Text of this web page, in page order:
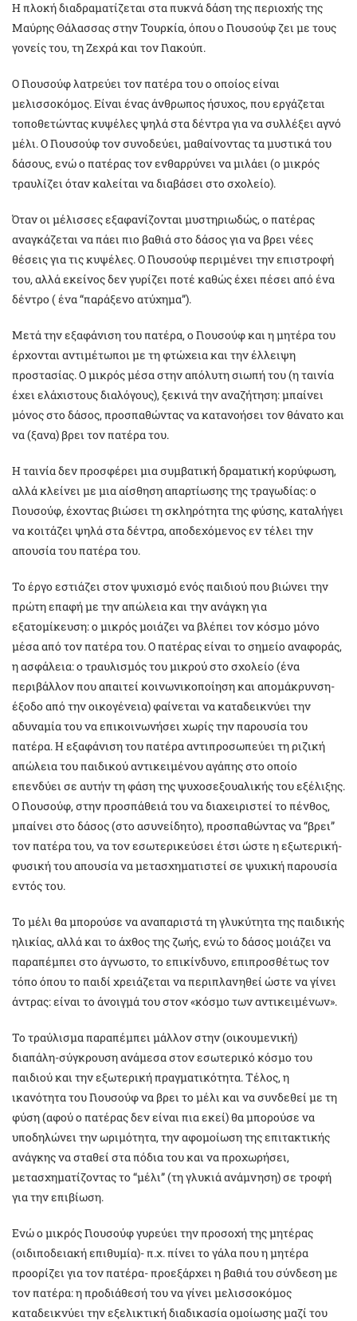
Η πλοκή διαδραματίζεται στα πυκνά δάση της περιοχής της
Μαύρης Θάλασσας στην Τουρκία, όπου ο Γιουσούφ ζει με τους
γονείς του, τη Ζεχρά και τον Γιακούπ.
Ο Γιουσούφ λατρεύει τον πατέρα του ο οποίος είναι
μελισσοκόμος. Είναι ένας άνθρωπος ήσυχος, που εργάζεται
τοποθετώντας κυψέλες ψηλά στα δέντρα για να συλλέξει αγνό
μέλι. Ο Γιουσούφ τον συνοδεύει, μαθαίνοντας τα μυστικά του
δάσους, ενώ ο πατέρας τον ενθαρρύνει να μιλάει (ο μικρός
τραυλίζει όταν καλείται να διαβάσει στο σχολείο).
Όταν οι μέλισσες εξαφανίζονται μυστηριωδώς, ο πατέρας
αναγκάζεται να πάει πιο βαθιά στο δάσος για να βρει νέες
θέσεις για τις κυψέλες. Ο Γιουσούφ περιμένει την επιστροφή
του, αλλά εκείνος δεν γυρίζει ποτέ καθώς έχει πέσει από ένα
δέντρο ( ένα “παράξενο ατύχημα”).
Μετά την εξαφάνιση του πατέρα, ο Γιουσούφ και η μητέρα του
έρχονται αντιμέτωποι με τη φτώχεια και την έλλειψη
προστασίας. Ο μικρός μέσα στην απόλυτη σιωπή του (η ταινία
έχει ελάχιστους διαλόγους), ξεκινά την αναζήτηση: μπαίνει
μόνος στο δάσος, προσπαθώντας να κατανοήσει τον θάνατο και
να (ξανα) βρει τον πατέρα του.
Η ταινία δεν προσφέρει μια συμβατική δραματική κορύφωση,
αλλά κλείνει με μια αίσθηση απαρτίωσης της τραγωδίας: ο
Γιουσούφ, έχοντας βιώσει τη σκληρότητα της φύσης, καταλήγει
να κοιτάζει ψηλά στα δέντρα, αποδεχόμενος εν τέλει την
απουσία του πατέρα του.
Το έργο εστιάζει στον ψυχισμό ενός παιδιού που βιώνει την
πρώτη επαφή με την απώλεια και την ανάγκη για
εξατομίκευση: ο μικρός μοιάζει να βλέπει τον κόσμο μόνο
μέσα από τον πατέρα του. Ο πατέρας είναι το σημείο αναφοράς,
η ασφάλεια: ο τραυλισμός του μικρού στο σχολείο (ένα
περιβάλλον που απαιτεί κοινωνικοποίηση και απομάκρυνση-
έξοδο από την οικογένεια) φαίνεται να καταδεικνύει την
αδυναμία του να επικοινωνήσει χωρίς την παρουσία του
πατέρα. Η εξαφάνιση του πατέρα αντιπροσωπεύει τη ριζική
απώλεια του παιδικού αντικειμένου αγάπης στο οποίο
επενδύει σε αυτήν τη φάση της ψυχοσεξουαλικής του εξέλιξης.
Ο Γιουσούφ, στην προσπάθειά του να διαχειριστεί το πένθος,
μπαίνει στο δάσος (στο ασυνείδητο), προσπαθώντας να “βρει”
τον πατέρα του, να τον εσωτερικεύσει έτσι ώστε η εξωτερική-
φυσική του απουσία να μετασχηματιστεί σε ψυχική παρουσία
εντός του.
Το μέλι θα μπορούσε να αναπαριστά τη γλυκύτητα της παιδικής
ηλικίας, αλλά και το άχθος της ζωής, ενώ το δάσος μοιάζει να
παραπέμπει στο άγνωστο, το επικίνδυνο, επιπροσθέτως τον
τόπο όπου το παιδί χρειάζεται να περιπλανηθεί ώστε να γίνει
άντρας: είναι το άνοιγμά του στον «κόσμο των αντικειμένων».
Το τραύλισμα παραπέμπει μάλλον στην (οικουμενική)
διαπάλη-σύγκρουση ανάμεσα στον εσωτερικό κόσμο του
παιδιού και την εξωτερική πραγματικότητα. Τέλος, η
ικανότητα του Γιουσούφ να βρει το μέλι και να συνδεθεί με τη
φύση (αφού ο πατέρας δεν είναι πια εκεί) θα μπορούσε να
υποδηλώνει την ωριμότητα, την αφομοίωση της επιτακτικής
ανάγκης να σταθεί στα πόδια του και να προχωρήσει,
μετασχηματίζοντας το “μέλι” (τη γλυκιά ανάμνηση) σε τροφή
για την επιβίωση.
Ενώ ο μικρός Γιουσούφ γυρεύει την προσοχή της μητέρας
(οιδιποδειακή επιθυμία)- π.χ. πίνει το γάλα που η μητέρα
προορίζει για τον πατέρα- προεξάρχει η βαθιά του σύνδεση με
τον πατέρα: η προδιάθεσή του να γίνει μελισσοκόμος
καταδεικνύει την εξελικτική διαδικασία ομοίωσης μαζί του